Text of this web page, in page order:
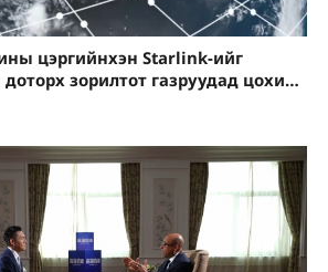
цэргийнхэн Starlink-ийг
зорилтот газруудад цохилт